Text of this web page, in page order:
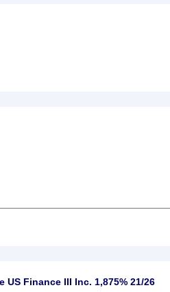
US Finance III Inc. 1,875% 21/26